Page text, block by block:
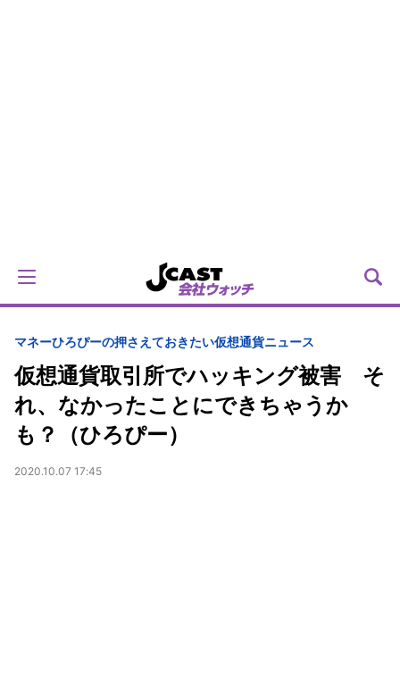
マネーひろぴーの押さえておきたい仮想通貨ニュース
仮想通貨取引所でハッキング被害 そ
れ、なかったことにできちゃうか
も？（ひろぴー）
2020.10.07 17:45